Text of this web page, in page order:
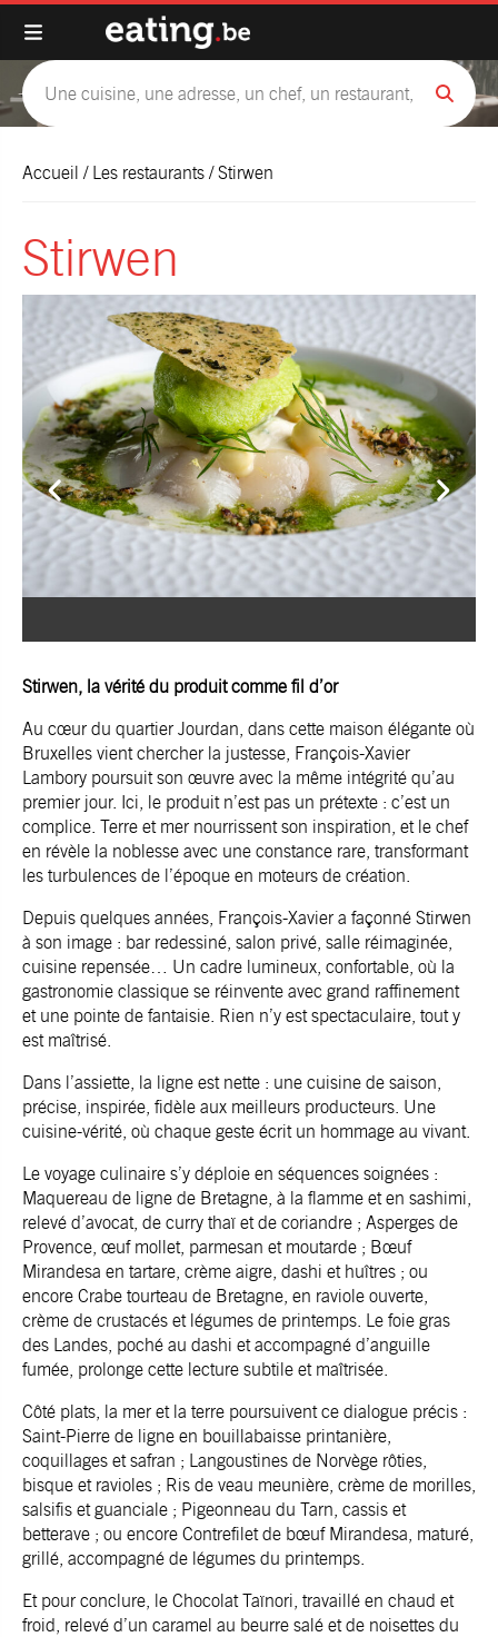
Accueil / Les restaurants /Stirwen
Stirwen
Stirwen, la vérité du produit comme fil d’or
Au cœur du quartier Jourdan, dans cette maison élégante où
Bruxelles vient chercher la justesse, François-Xavier
Lambory poursuit son œuvre avec la même intégrité qu’au
premier jour. Ici, le produit n’est pas un prétexte : c’est un
complice. Terre et mer nourrissent son inspiration, et le chef
en révèle la noblesse avec une constance rare, transformant
les turbulences de l’époque en moteurs de création.
Depuis quelques années, François-Xavier a façonné Stirwen
à son image : bar redessiné, salon privé, salle réimaginée,
cuisine repensée… Un cadre lumineux, confortable, où la
gastronomie classique se réinvente avec grand raffinement
et une pointe de fantaisie. Rien n’y est spectaculaire, tout y
est maîtrisé.
Dans l’assiette, la ligne est nette : une cuisine de saison,
précise, inspirée, fidèle aux meilleurs producteurs. Une
cuisine-vérité, où chaque geste écrit un hommage au vivant.
Le voyage culinaire s’y déploie en séquences soignées :
Maquereau de ligne de Bretagne, à la flamme et en sashimi,
relevé d’avocat, de curry thaï et de coriandre ; Asperges de
Provence, œuf mollet, parmesan et moutarde ; Bœuf
Mirandesa en tartare, crème aigre, dashi et huîtres ; ou
encore Crabe tourteau de Bretagne, en raviole ouverte,
crème de crustacés et légumes de printemps. Le foie gras
des Landes, poché au dashi et accompagné d’anguille
fumée, prolonge cette lecture subtile et maîtrisée.
Côté plats, la mer et la terre poursuivent ce dialogue précis :
Saint-Pierre de ligne en bouillabaisse printanière,
coquillages et safran ; Langoustines de Norvège rôties,
bisque et ravioles ; Ris de veau meunière, crème de morilles,
salsifis et guanciale ; Pigeonneau du Tarn, cassis et
betterave ; ou encore Contrefilet de bœuf Mirandesa, maturé,
grillé, accompagné de légumes du printemps.
Et pour conclure, le Chocolat Taïnori, travaillé en chaud et
froid, relevé d’un caramel au beurre salé et de noisettes du